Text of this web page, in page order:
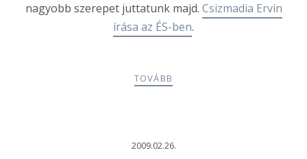
nagyobb szerepet juttatunk majd. Csizmadia Ervin
írása az ÉS-ben.
TOVÁBB
2009.02.26.